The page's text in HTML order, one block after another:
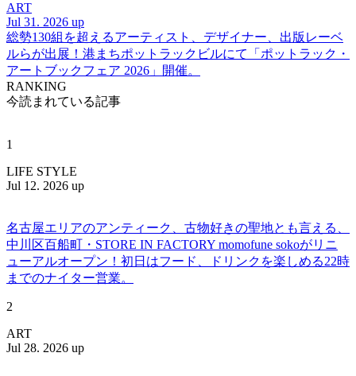
ART
Jul 31. 2026 up
総勢130組を超えるアーティスト、デザイナー、出版レーベ
ルらが出展！港まちポットラックビルにて「ポットラック・
アートブックフェア 2026」開催。
RANKING
今読まれている記事
1
LIFE STYLE
Jul 12. 2026 up
名古屋エリアのアンティーク、古物好きの聖地とも言える、
中川区百船町・STORE IN FACTORY momofune sokoがリニ
ューアルオープン！初日はフード、ドリンクを楽しめる22時
までのナイター営業。
2
ART
Jul 28. 2026 up